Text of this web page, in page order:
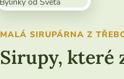
MALÁ SIRUPÁRNA Z
Sirupy, které